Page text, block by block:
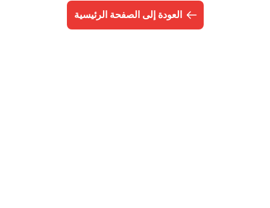
العودة إلى الصفحة الرئيسية